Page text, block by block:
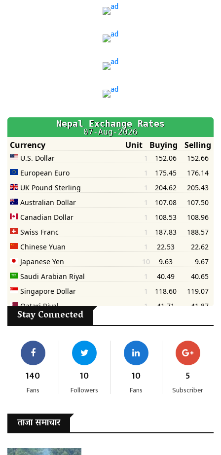
Stay Connected
140
Fans
10
Followers
10
Fans
5
Subscriber
ताजा समाचार